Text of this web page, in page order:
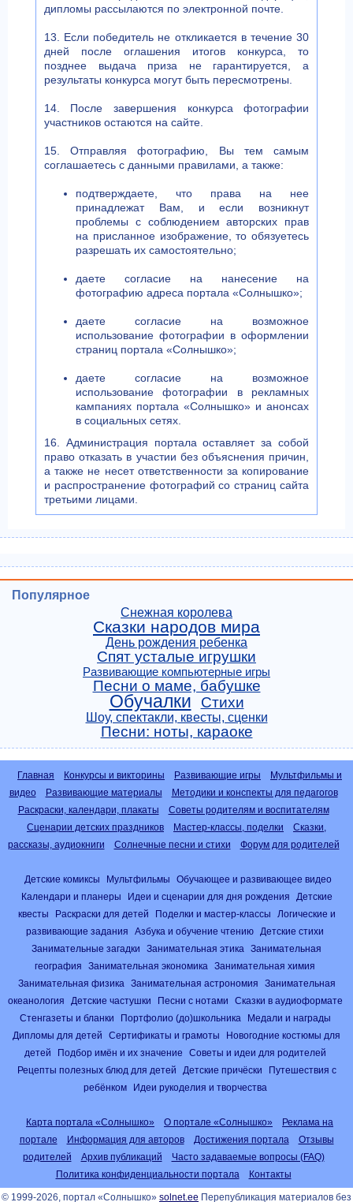
дипломы рассылаются по электронной почте.
13. Если победитель не откликается в течение 30
дней после оглашения итогов конкурса, то
позднее выдача приза не гарантируется, а
результаты конкурса могут быть пересмотрены.
14. После завершения конкурса фотографии
участников остаются на сайте.
15. Отправляя фотографию, Вы тем самым
соглашаетесь с данными правилами, а также:
подтверждаете, что права на нее
принадлежат Вам, и если возникнут
проблемы с соблюдением авторских прав
на присланное изображение, то обязуетесь
разрешать их самостоятельно;
даете согласие на нанесение на
фотографию адреса портала «Солнышко»;
даете согласие на возможное
использование фотографии в оформлении
страниц портала «Солнышко»;
даете согласие на возможное
использование фотографии в рекламных
кампаниях портала «Солнышко» и анонсах
в социальных сетях.
16. Администрация портала оставляет за собой
право отказать в участии без объяснения причин,
а также не несет ответственности за копирование
и распространение фотографий со страниц сайта
третьими лицами.
Популярное
Снежная королева
Сказки народов мира
День рождения ребенка
Спят усталые игрушки
Развивающие компьютерные игры
Песни о маме, бабушке
Обучалки Стихи
Шоу, спектакли, квесты, сценки
Песни: ноты, караоке
Главная Конкурсы и викторины Развивающие игры
Мультфильмы и
видео
Развивающие материалы
Методики и конспекты для педагогов
Раскраски, календари, плакаты
Советы родителям и воспитателям
Сценарии детских праздников
Мастер-классы, поделки
Сказки,
рассказы, аудиокниги
Солнечные песни и стихи Форум для родителей
Детские комиксы Мультфильмы
Обучающее и развивающее видео
Календари и планеры
Идеи и сценарии для дня рождения
Детские
квесты
Раскраски для детей Поделки и мастер-классы
Логические и
развивающие задания
Азбука и обучение чтению
Детские стихи
Занимательные загадки
Занимательная этика
Занимательная
география
Занимательная экономика
Занимательная химия
Занимательная физика
Занимательная астрономия
Занимательная
океанология
Детские частушки Песни с нотами
Сказки в аудиоформате
Стенгазеты и бланки
Портфолио (до)школьника
Медали и награды
Дипломы для детей
Сертификаты и грамоты
Новогодние костюмы для
детей
Подбор имён и их значение
Советы и идеи для родителей
Рецепты полезных блюд для детей
Детские причёски
Путешествия с
ребёнком
Идеи рукоделия и творчества
Карта портала «Солнышко» О портале «Солнышко»
Реклама на
портале
Информация для авторов Достижения портала
Отзывы
родителей
Архив публикаций
Часто задаваемые вопросы (FAQ)
Политика конфиденциальности портала
Контакты
© 1999-2026, портал «Солнышко» solnet.ee Перепубликация материалов без